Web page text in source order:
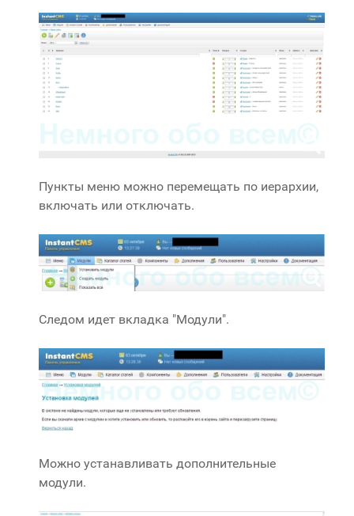
Пункты меню можно перемещать по иерархии,
включать или отключать.
Следом идет вкладка "Модули".
Можно устанавливать дополнительные
модули.